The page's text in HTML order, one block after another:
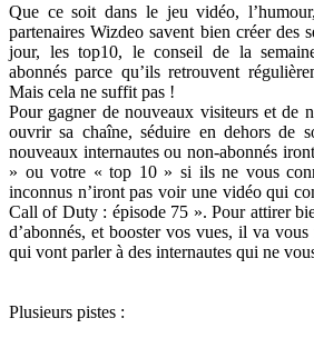
Que ce soit dans le jeu vidéo,
partenaires Wizdeo savent bien créer des
jour, les top10, le conseil de la
abonnés parce qu’ils retrouvent
Mais cela ne suffit pas !
Pour gagner de nouveaux visiteurs et de
ouvrir sa chaîne, séduire en dehors de
nouveaux internautes ou non-abonnés
» ou votre « top 10 » si ils ne vous
inconnus n’iront pas voir une vidéo qui
Call of Duty : épisode 75 ». Pour attirer
d’abonnés, et booster vos vues, il va
qui vont parler à des internautes qui ne
Plusieurs pistes :